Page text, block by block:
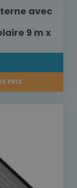
avec
9 m x
PRIX